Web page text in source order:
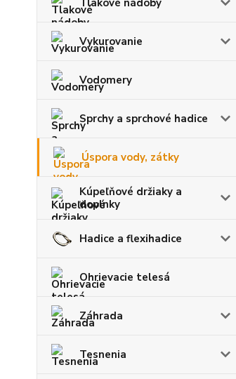
Tlakové nádoby
Vykurovanie
Vodomery
Sprchy a sprchové hadice
Úspora vody, zátky
Kúpeľňové držiaky a
doplnky
Hadice a flexihadice
Ohrievacie telesá
Záhrada
Tesnenia